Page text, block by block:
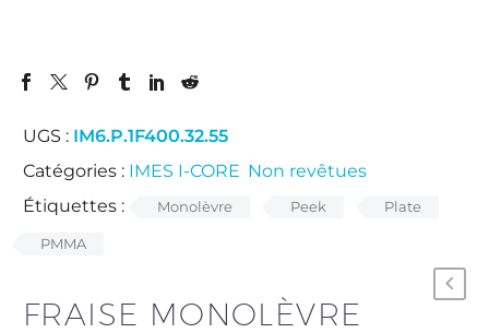
UGS : IM6.P.1F400.32.55
Catégories : IMES I-CORE Non revêtues
Étiquettes :
Monolèvre Peek Plate
PMMA
FRAISE MONOLÈVRE